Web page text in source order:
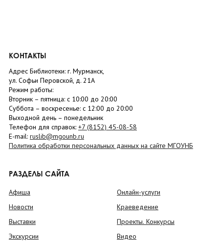
КОНТАКТЫ
Адрес Библиотеки: г. Мурманск,
ул. Софьи Перовской, д. 21А
Режим работы:
Вторник – пятница: с 10:00 до 20:00
Суббота – воскресенье: c 12:00 до 20:00
Выходной день – понедельник
Телефон для справок: +7 (8152) 45-08-58
E-mail: ruslib@mgounb.ru
Политика обработки персональных данных на сайте МГОУНБ
РАЗДЕЛЫ САЙТА
Афиша
Новости
Выставки
Экскурсии
Онлайн-услуги
Краеведение
Проекты. Конкурсы
Видео